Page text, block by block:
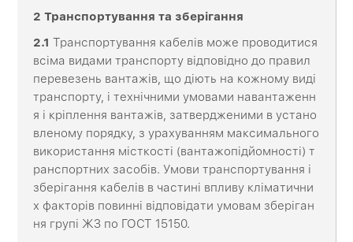
2 Транспортування та зберігання
2.1Транспортування кабелів може проводитися
всіма видами транспорту відповідно до правил
перевезень вантажів, що діють на кожному виді
транспорту, і технічними умовами навантаженн
я і кріплення вантажів, затвердженими в устано
вленому порядку, з урахуванням максимального
використання місткості (вантажопідйомності) т
ранспортних засобів. Умови транспортування і
зберігання кабелів в частині впливу кліматични
х факторів повинні відповідати умовам зберіган
ня групі ЖЗ по ГОСТ 15150.